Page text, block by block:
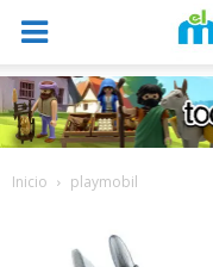
Inicio playmobil